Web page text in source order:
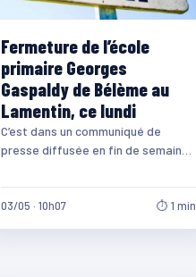
Fermeture de l’école
primaire Georges
Gaspaldy de Bélème au
Lamentin, ce lundi
C’est dans un communiqué de
presse diffusée en fin de semaine
informe…
03/05 · 10h07 ⏱ 1 min